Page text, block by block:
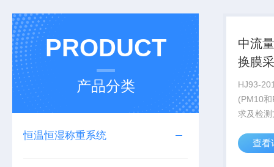
PRODUCT
产品分类
恒温恒湿称重系统
中流
换膜
HJ93-
(PM10
求及检
PM2.5的
查看